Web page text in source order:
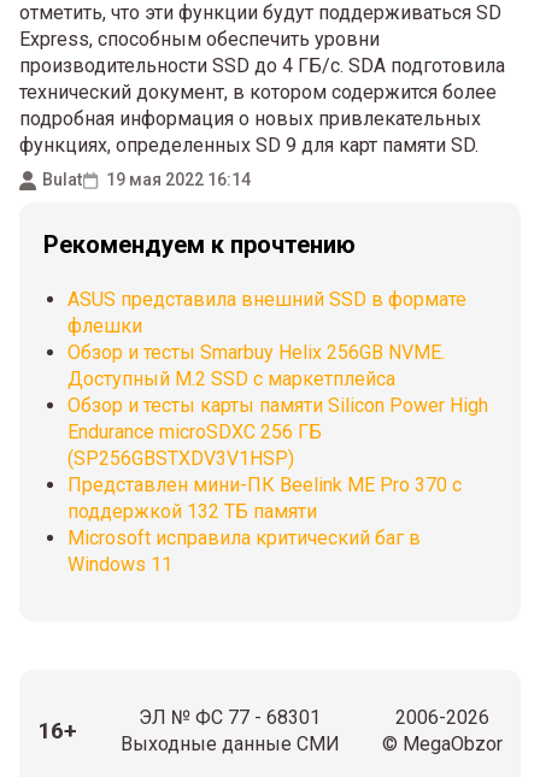
отметить, что эти функции будут поддерживаться SD
Express, способным обеспечить уровни
производительности SSD до 4 ГБ/с. SDA подготовила
технический документ, в котором содержится более
подробная информация о новых привлекательных
функциях, определенных SD 9 для карт памяти SD.
Bulat 19 мая 2022 16:14
Рекомендуем к прочтению
ASUS представила внешний SSD в формате
флешки
Обзор и тесты Smarbuy Helix 256GB NVME.
Доступный М.2 SSD с маркетплейса
Обзор и тесты карты памяти Silicon Power High
Endurance microSDXC 256 ГБ
(SP256GBSTXDV3V1HSP)
Представлен мини-ПК Beelink ME Pro 370 с
поддержкой 132 ТБ памяти
Microsoft исправила критический баг в
Windows 11
16+
ЭЛ № ФС 77 - 68301
Выходные данные СМИ
2006-2026
© MegaObzor